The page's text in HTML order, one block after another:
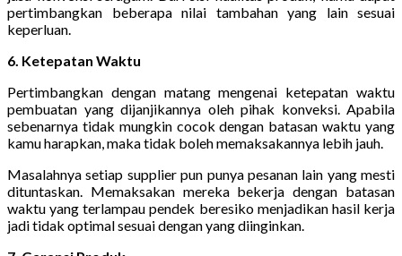
pertimbangkan beberapa nilai tambahan yang lain sesuai
keperluan.
6. Ketepatan Waktu
Pertimbangkan dengan matang mengenai ketepatan waktu
pembuatan yang dijanjikannya oleh pihak konveksi. Apabila
sebenarnya tidak mungkin cocok dengan batasan waktu yang
kamu harapkan, maka tidak boleh memaksakannya lebih jauh.
Masalahnya setiap supplier pun punya pesanan lain yang mesti
dituntaskan. Memaksakan mereka bekerja dengan batasan
waktu yang terlampau pendek beresiko menjadikan hasil kerja
jadi tidak optimal sesuai dengan yang diinginkan.